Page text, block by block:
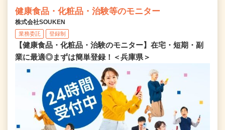
健康食品・化粧品・治験等のモニター
株式会社SOUKEN
業務委託 登録制
【健康食品・化粧品・治験のモニター】在宅・短期・副
業に最適◎まずは簡単登録！＜兵庫県＞